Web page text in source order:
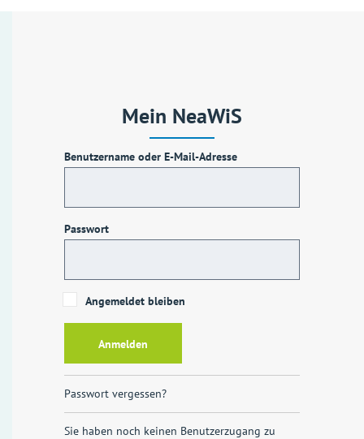
Mein NeaWiS
Benutzername oder E-Mail-Adresse
Passwort
Angemeldet bleiben
Passwort vergessen?
Sie haben noch keinen Benutzerzugang zu